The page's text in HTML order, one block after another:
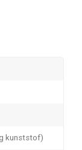
kunststof)